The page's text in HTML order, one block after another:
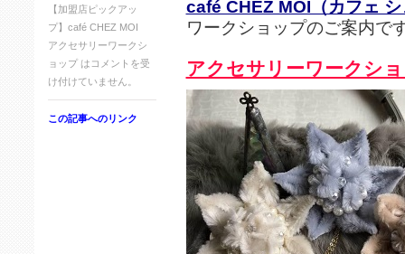
【加盟店ピックアッ
プ】café CHEZ MOI
アクセサリーワークシ
ョップ は コメントを受
け付けていません。
この記事へのリンク
café CHEZ MOI（カフェ
ワークショップのご案内で
アクセサリーワークシ